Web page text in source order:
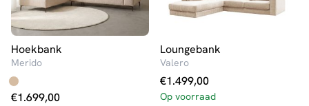
Hoekbank
Merido
€1.699,00
Loungebank
Valero
€1.499,00
Op voorraad